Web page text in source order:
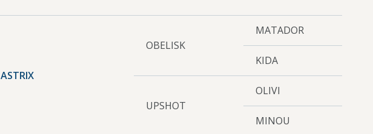
ASTRIX
OBELISK
MATADOR
KIDA
UPSHOT
OLIVI
MINOU